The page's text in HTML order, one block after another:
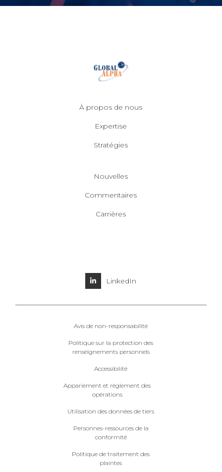
À propos de nous
Expertise
Stratégies
Nouvelles
Commentaires
Carrières
LinkedIn
Avis de non-responsabilité
Politique sur la protection des
renseignements personnels
Accessibilité
Appariement et règlement des
opérations
Utilisation des données de tiers
Personnes-ressources de la
conformité
Politique de traitement des
plaintes